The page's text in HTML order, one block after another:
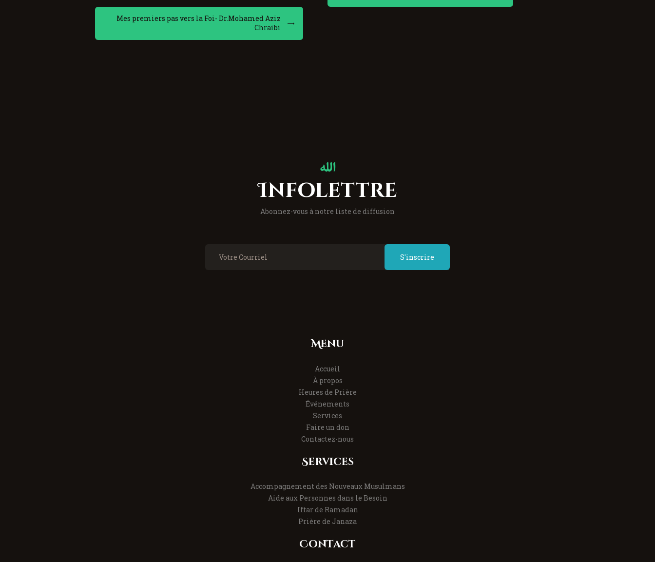
Mes premiers pas vers la Foi- Dr.Mohamed Aziz
Chraibi
Infolettre
Abonnez-vous à notre liste de diffusion
S'inscrire
Menu
Accueil
À propos
Heures de Prière
Événements
Services
Faire un don
Contactez-nous
Services
Accompagnement des Nouveaux Musulmans
Aide aux Personnes dans le Besoin
Iftar de Ramadan
Prière de Janaza
Contact